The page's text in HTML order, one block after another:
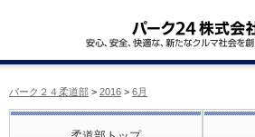
パーク２４柔道部 > 2016 > 6月